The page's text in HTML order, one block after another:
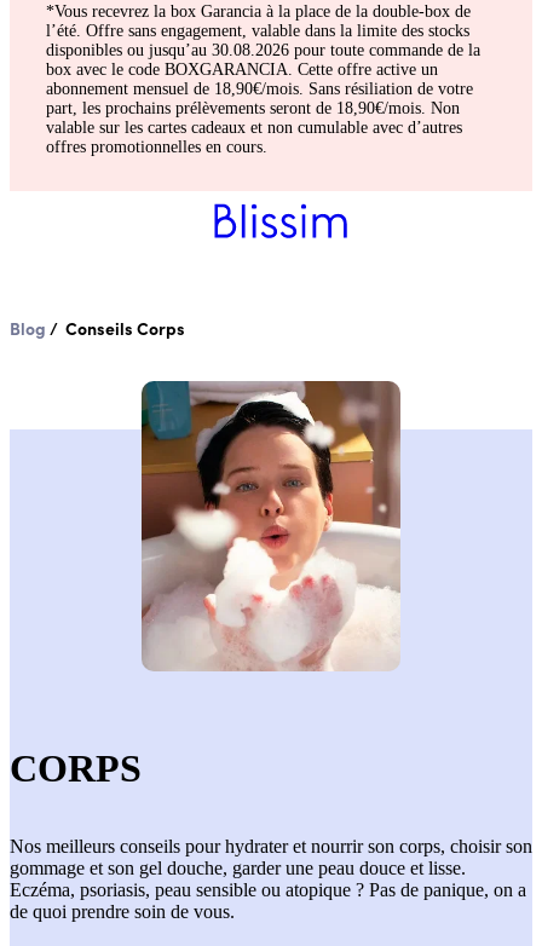
*Vous recevrez la box Garancia à la place de la double-box de
l’été. Offre sans engagement, valable dans la limite des stocks
disponibles ou jusqu’au 30.08.2026 pour toute commande de la
box avec le code BOXGARANCIA. Cette offre active un
abonnement mensuel de 18,90€/mois. Sans résiliation de votre
part, les prochains prélèvements seront de 18,90€/mois. Non
valable sur les cartes cadeaux et non cumulable avec d’autres
offres promotionnelles en cours.
Blog / Conseils Corps
CORPS
Nos meilleurs conseils pour hydrater et nourrir son corps, choisir son
gommage et son gel douche, garder une peau douce et lisse.
Eczéma, psoriasis, peau sensible ou atopique ? Pas de panique, on a
de quoi prendre soin de vous.